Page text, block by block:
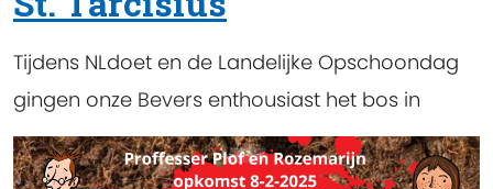
Tijdens NLdoet en de Landelijke Opschoondag
gingen onze Bevers enthousiast het bos in